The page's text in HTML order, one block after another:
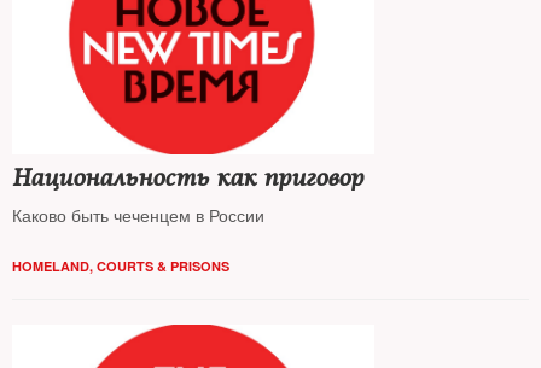
Национальность как приговор
Каково быть чеченцем в России
HOMELAND, COURTS & PRISONS